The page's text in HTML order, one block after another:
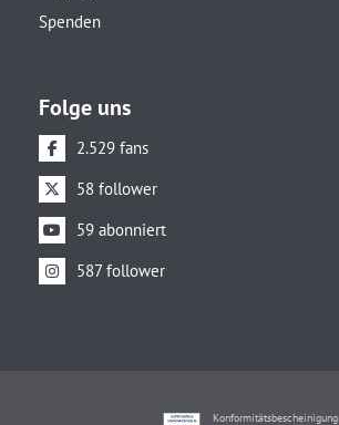
Spenden
Folge uns
2.529 fans
58 follower
59 abonniert
587 follower
Konformitätsbescheinigung